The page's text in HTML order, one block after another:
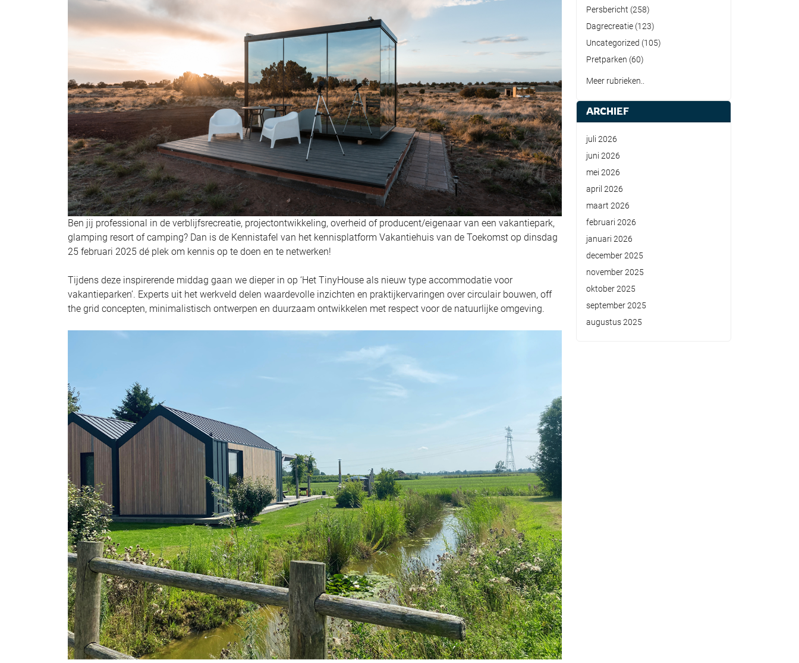
Ben jij professional in de verblijfsrecreatie, projectontwikkeling, overheid of producent/eigenaar van een vakantiepark,
glamping resort of camping? Dan is de Kennistafel van het kennisplatform Vakantiehuis van de Toekomst op dinsdag
25 februari 2025 dé plek om kennis op te doen en te netwerken!
Tijdens deze inspirerende middag gaan we dieper in op ‘Het TinyHouse als nieuw type accommodatie voor
vakantieparken’. Experts uit het werkveld delen waardevolle inzichten en praktijkervaringen over circulair bouwen, off
the grid concepten, minimalistisch ontwerpen en duurzaam ontwikkelen met respect voor de natuurlijke omgeving.
Persbericht (258)
Dagrecreatie (123)
Uncategorized (105)
Pretparken (60)
Meer rubrieken..
ARCHIEF
juli 2026
juni 2026
mei 2026
april 2026
maart 2026
februari 2026
januari 2026
december 2025
november 2025
oktober 2025
september 2025
augustus 2025